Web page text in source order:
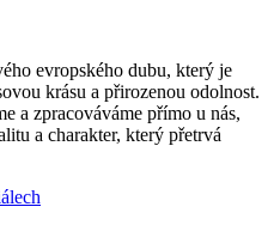
evropského dubu, který je
krásu a přirozenou odolnost.
a zpracováváme přímo u nás,
a charakter, který přetrvá